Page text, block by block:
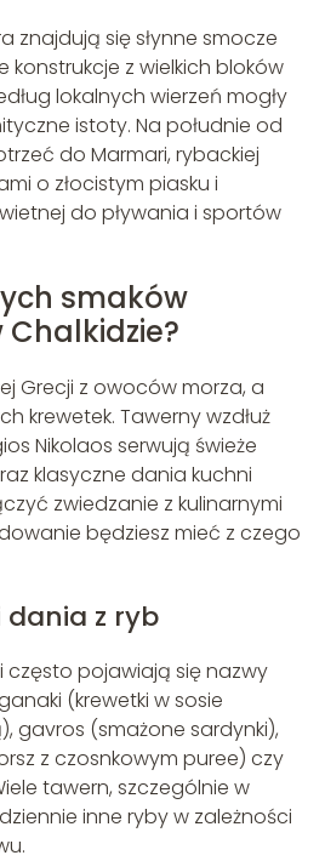
znajdują się słynne smocze
z wielkich bloków
lokalnych wierzeń mogły
istoty. Na południe od
do Marmari, rybackiej
o złocistym piasku i
do pływania i sportów
smaków
Grecji z owoców morza, a
krewetek. Tawerny wzdłuż
Nikolaos serwują świeże
klasyczne dania kuchni
zwiedzanie z kulinarnymi
będziesz mieć z czego
dania z ryb
często pojawiają się nazwy
(krewetki w sosie
gavros (smażone sardynki),
z czosnkowym puree) czy
tawern, szczególnie w
inne ryby w zależności